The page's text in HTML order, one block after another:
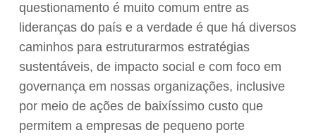
questionamento é muito comum entre as
lideranças do país e a verdade é que há diversos
caminhos para estruturarmos estratégias
sustentáveis, de impacto social e com foco em
governança em nossas organizações, inclusive
por meio de ações de baixíssimo custo que
permitem a empresas de pequeno porte